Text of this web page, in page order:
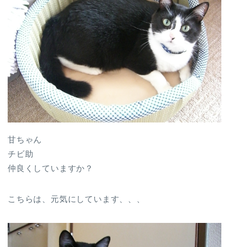
甘ちゃん
チビ助
仲良くしていますか？
こちらは、元気にしています、、、